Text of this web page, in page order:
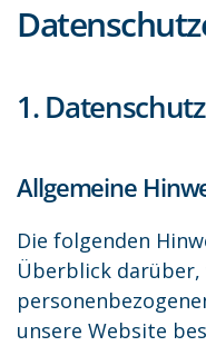
1.
Allgemeine
Die folgenden
Überblick
unsere Website